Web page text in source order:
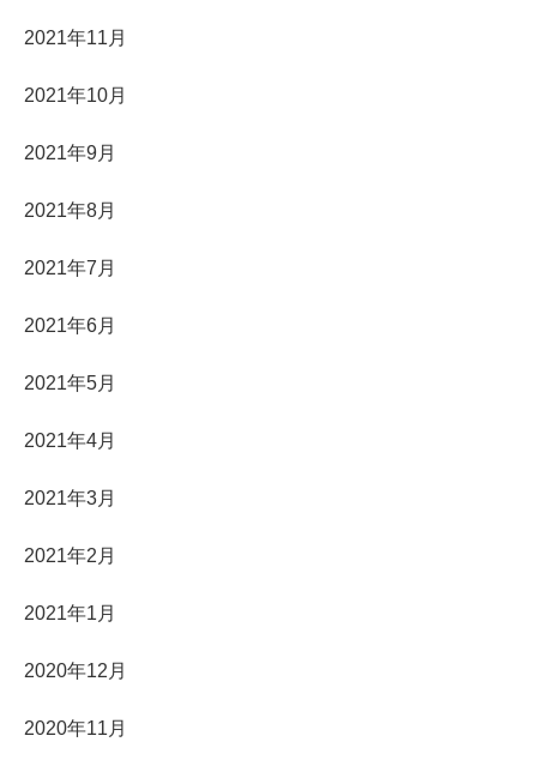
2021年11月
2021年10月
2021年9月
2021年8月
2021年7月
2021年6月
2021年5月
2021年4月
2021年3月
2021年2月
2021年1月
2020年12月
2020年11月